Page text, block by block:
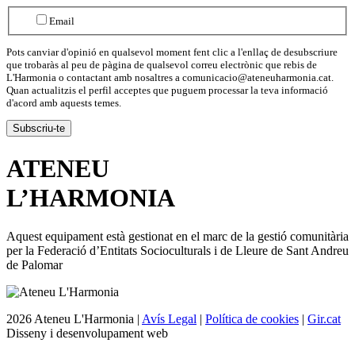
Email
Pots canviar d'opinió en qualsevol moment fent clic a l'enllaç de desubscriure
que trobaràs al peu de pàgina de qualsevol correu electrònic que rebis de
L'Harmonia o contactant amb nosaltres a comunicacio@ateneuharmonia.cat.
Quan actualitzis el perfil acceptes que puguem processar la teva informació
d'acord amb aquests temes.
ATENEU
L’HARMONIA
Aquest equipament està gestionat en el marc de la gestió comunitària
per la Federació d’Entitats Socioculturals i de Lleure de Sant Andreu
de Palomar
2026 Ateneu L'Harmonia | Avís Legal | Política de cookies | Gir.cat
Disseny i desenvolupament web